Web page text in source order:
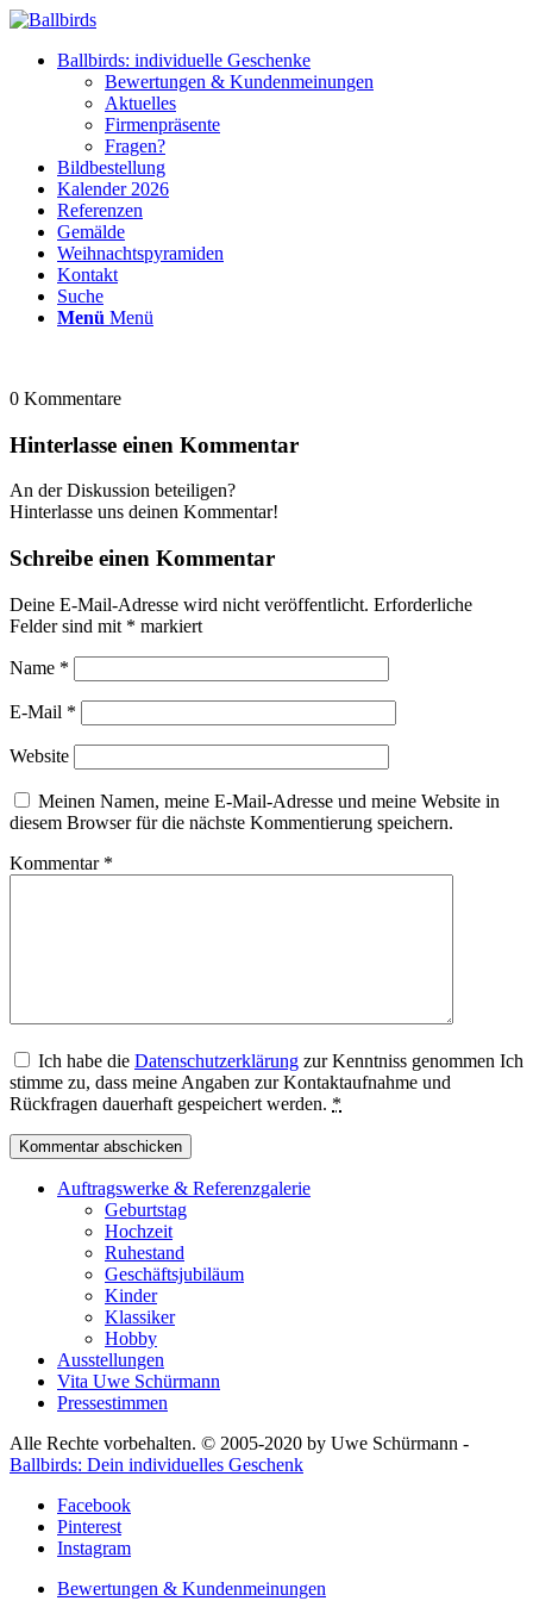
Ballbirds: individuelle Geschenke
Bewertungen & Kundenmeinungen
Aktuelles
Firmenpräsente
Fragen?
Bildbestellung
Kalender 2026
Referenzen
Gemälde
Weihnachtspyramiden
Kontakt
Suche
Menü Menü
0 Kommentare
Hinterlasse einen Kommentar
An der Diskussion beteiligen?
Hinterlasse uns deinen Kommentar!
Schreibe einen Kommentar
Deine E-Mail-Adresse wird nicht veröffentlicht. Erforderliche
Felder sind mit * markiert
Name *
E-Mail *
Website
Meinen Namen, meine E-Mail-Adresse und meine Website in
diesem Browser für die nächste Kommentierung speichern.
Kommentar *
Ich habe die Datenschutzerklärung zur Kenntniss genommen Ich
stimme zu, dass meine Angaben zur Kontaktaufnahme und
Rückfragen dauerhaft gespeichert werden. *
Auftragswerke & Referenzgalerie
Geburtstag
Hochzeit
Ruhestand
Geschäftsjubiläum
Kinder
Klassiker
Hobby
Ausstellungen
Vita Uwe Schürmann
Pressestimmen
Alle Rechte vorbehalten. © 2005-2020 by Uwe Schürmann -
Ballbirds: Dein individuelles Geschenk
Facebook
Pinterest
Instagram
Bewertungen & Kundenmeinungen